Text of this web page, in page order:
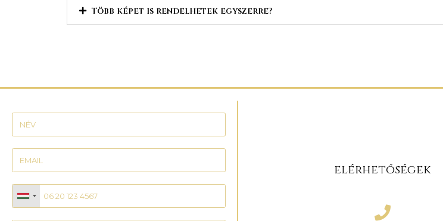
Több képet is rendelhetek egyszerre?
elérhetőségek